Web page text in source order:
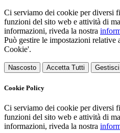
Ci serviamo dei cookie per diversi
funzioni del sito web e attività di
informazioni, riveda la nostra
Può gestire le impostazioni relative
Cookie'.
Nascosto Accetta Tutti
Cookie Policy
Ci serviamo dei cookie per diversi
funzioni del sito web e attività di
informazioni, riveda la nostra